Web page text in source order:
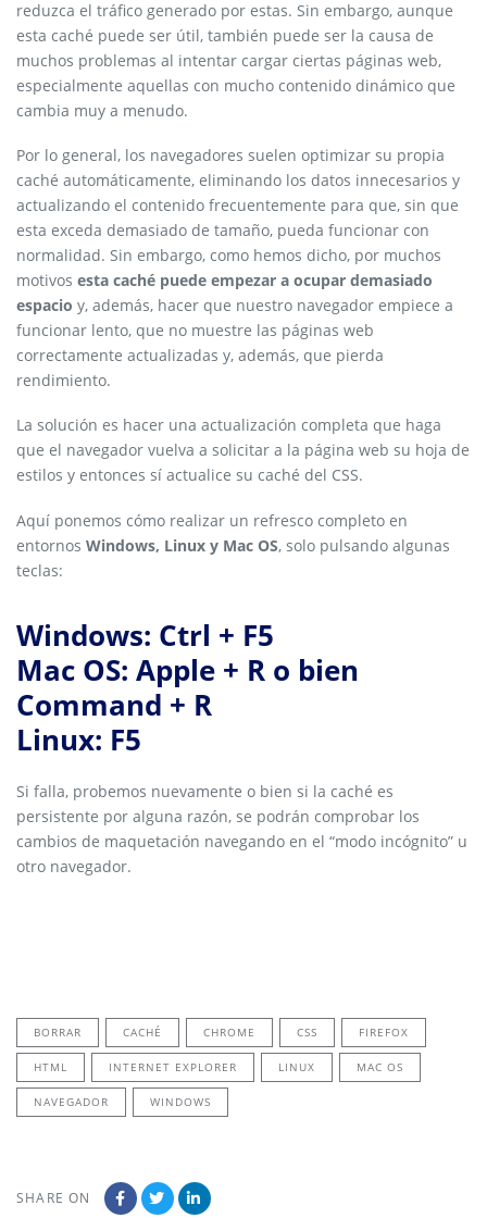
reduzca el tráfico generado por estas. Sin embargo, aunque
esta caché puede ser útil, también puede ser la causa de
muchos problemas al intentar cargar ciertas páginas web,
especialmente aquellas con mucho contenido dinámico que
cambia muy a menudo.
Por lo general, los navegadores suelen optimizar su propia
caché automáticamente, eliminando los datos innecesarios y
actualizando el contenido frecuentemente para que, sin que
esta exceda demasiado de tamaño, pueda funcionar con
normalidad. Sin embargo, como hemos dicho, por muchos
motivos esta caché puede empezar a ocupar demasiado
espacio y, además, hacer que nuestro navegador empiece a
funcionar lento, que no muestre las páginas web
correctamente actualizadas y, además, que pierda
rendimiento.
La solución es hacer una actualización completa que haga
que el navegador vuelva a solicitar a la página web su hoja de
estilos y entonces sí actualice su caché del CSS.
Aquí ponemos cómo realizar un refresco completo en
entornos Windows, Linux y Mac OS, solo pulsando algunas
teclas:
Windows: Ctrl + F5
Mac OS: Apple + R o bien
Command + R
Linux: F5
Si falla, probemos nuevamente o bien si la caché es
persistente por alguna razón, se podrán comprobar los
cambios de maquetación navegando en el “modo incógnito” u
otro navegador.
BORRAR CACHÉ CHROME CSS FIREFOX
HTML INTERNET EXPLORER LINUX MAC OS
NAVEGADOR WINDOWS
SHARE ON